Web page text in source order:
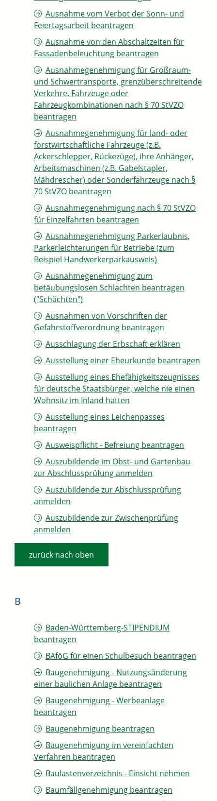
Ausnahme vom Verbot der Sonn- und
Feiertagsarbeit beantragen
Ausnahme von den Abschaltzeiten für
Fassadenbeleuchtung beantragen
Ausnahmegenehmigung für Großraum-
und Schwertransporte, grenzüberschreitende
Verkehre, Fahrzeuge oder
Fahrzeugkombinationen nach § 70 StVZO
beantragen
Ausnahmegenehmigung für land- oder
forstwirtschaftliche Fahrzeuge (z.B.
Ackerschlepper, Rückezüge), ihre Anhänger,
Arbeitsmaschinen (z.B. Gabelstapler,
Mähdrescher) oder Sonderfahrzeuge nach §
70 StVZO beantragen
Ausnahmegenehmigung nach § 70 StVZO
für Einzelfahrten beantragen
Ausnahmegenehmigung Parkerlaubnis,
Parkerleichterungen für Betriebe (zum
Beispiel Handwerkerparkausweis)
Ausnahmegenehmigung zum
betäubungslosen Schlachten beantragen
("Schächten")
Ausnahmen von Vorschriften der
Gefahrstoffverordnung beantragen
Ausschlagung der Erbschaft erklären
Ausstellung einer Eheurkunde beantragen
Ausstellung eines Ehefähigkeitszeugnisses
für deutsche Staatsbürger, welche nie einen
Wohnsitz im Inland hatten
Ausstellung eines Leichenpasses
beantragen
Ausweispflicht - Befreiung beantragen
Auszubildende im Obst- und Gartenbau
zur Abschlussprüfung anmelden
Auszubildende zur Abschlussprüfung
anmelden
Auszubildende zur Zwischenprüfung
anmelden
zurück nach oben
B
Baden-Württemberg-STIPENDIUM
beantragen
BAföG für einen Schulbesuch beantragen
Baugenehmigung - Nutzungsänderung
einer baulichen Anlage beantragen
Baugenehmigung - Werbeanlage
beantragen
Baugenehmigung beantragen
Baugenehmigung im vereinfachten
Verfahren beantragen
Baulastenverzeichnis - Einsicht nehmen
Baumfällgenehmigung beantragen